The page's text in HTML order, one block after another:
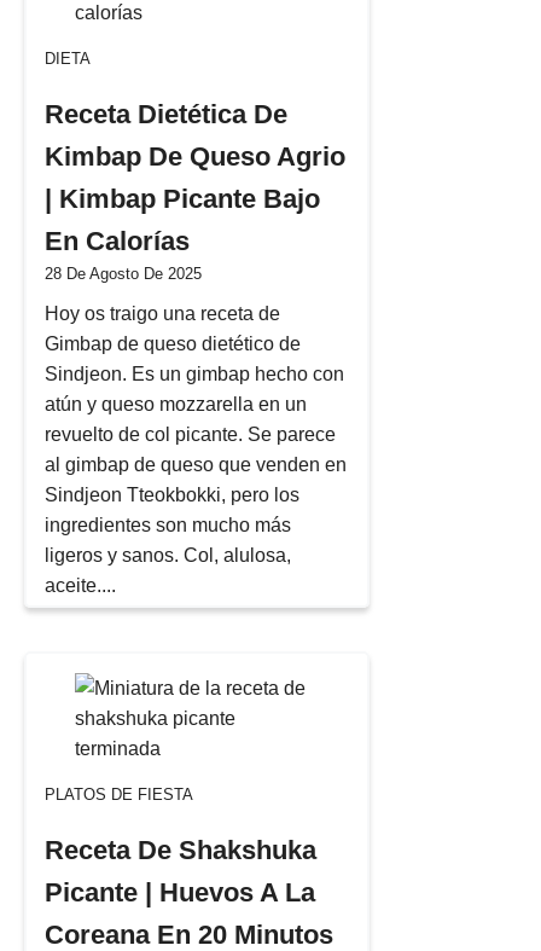
DIETA
Receta Dietética De
Kimbap De Queso Agrio
| Kimbap Picante Bajo
En Calorías
28 De Agosto De 2025
Hoy os traigo una receta de
Gimbap de queso dietético de
Sindjeon. Es un gimbap hecho con
atún y queso mozzarella en un
revuelto de col picante. Se parece
al gimbap de queso que venden en
Sindjeon Tteokbokki, pero los
ingredientes son mucho más
ligeros y sanos. Col, alulosa,
aceite....
PLATOS DE FIESTA
Receta De Shakshuka
Picante | Huevos A La
Coreana En 20 Minutos